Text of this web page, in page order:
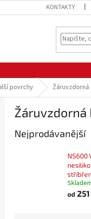
KONTAKTY
povrchy Žáruvzdorná
Žáruvzdorná
Nejprodávanější
NS600
od